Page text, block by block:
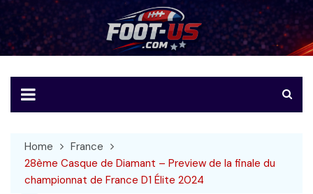
to
content
Foot-US
Le football américain en français
Home
France
28ème Casque de Diamant – Preview de la finale du
championnat de France D1 Élite 2024